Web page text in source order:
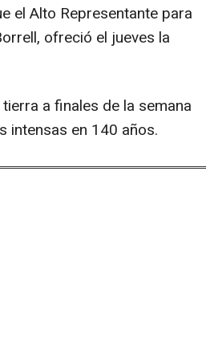
el Alto Representante para
ofreció el jueves la
a finales de la semana
intensas en 140 años.